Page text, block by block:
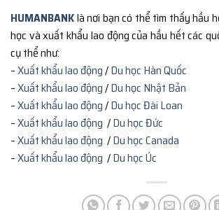
HUMANBANKlà nơi bạn có thể tìm thấy hầu
học và xuất khẩu lao động của hầu hết các
cụ thể như:
–Xuất khẩu lao động/Du học Hàn Quốc
–Xuất khẩu lao động/Du học Nhật Bản
–Xuất khẩu lao động/Du học Đài Loan
–Xuất khẩu lao động /Du học Đức
–Xuất khẩu lao động /Du học Canada
–Xuất khẩu lao động /Du học Úc